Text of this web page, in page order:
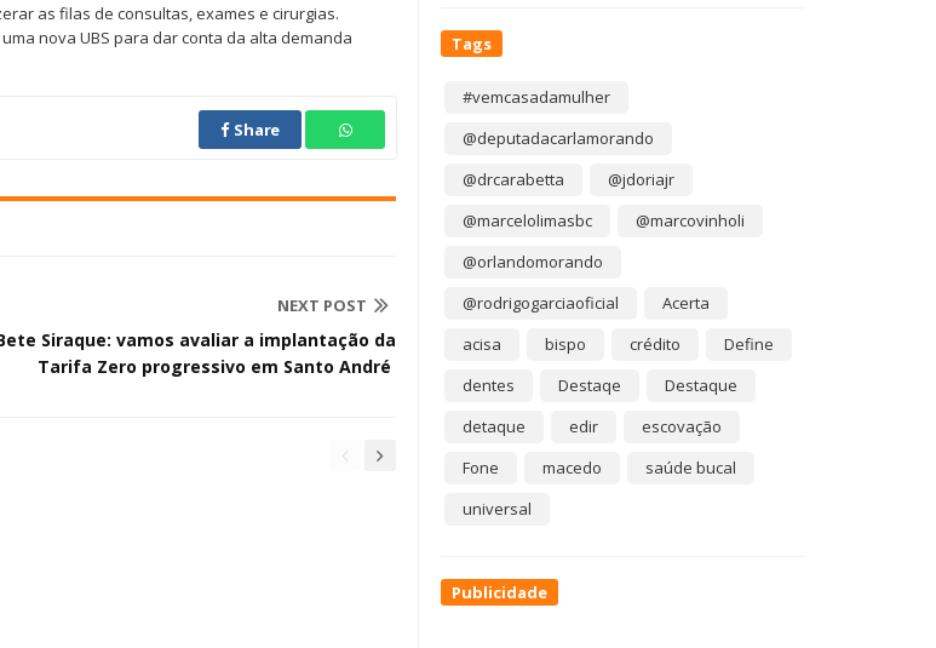
as filas de consultas, exames e cirurgias.
nova UBS para dar conta da alta demanda
Share
NEXT POST
Siraque: vamos avaliar a implantação da
Tarifa Zero progressivo em Santo André
Tags
#vemcasadamulher
@deputadacarlamorando
@drcarabetta
@jdoriajr
@marcelolimasbc
@marcovinholi
@orlandomorando
@rodrigogarciaoficial
Acerta
acisa
bispo crédito
Define
dentes
Destaqe
Destaque
detaque
edir
escovação
Fone
macedo
saúde bucal
universal
Publicidade